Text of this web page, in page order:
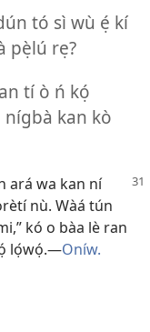
tó sì wù ẹ́ kí
pẹ̀lú rẹ?
tí ò ń kọ́
nígbà kan kò
ará wa kan ní
nù. Wàá tún
kó o bàa lè ran
lọ́wọ́.—Oníw.